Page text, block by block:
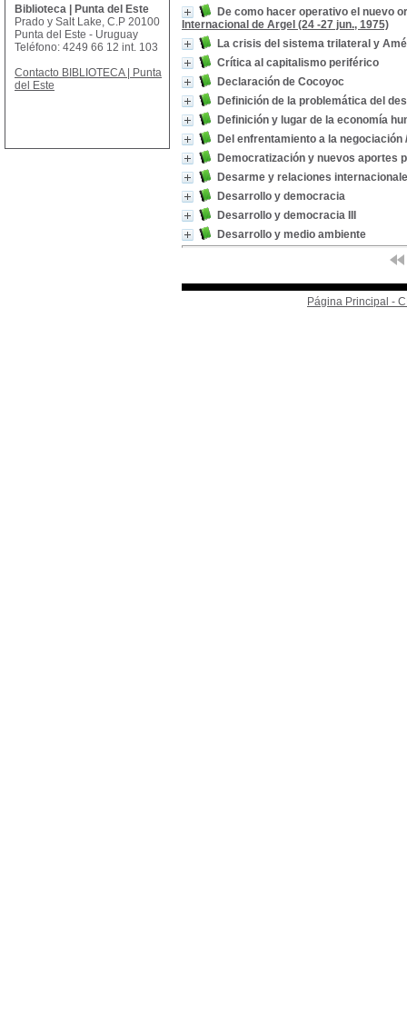
De como hacer operativo el nuevo
Internacional de Argel (24 -27 jun., 1975)
La crisis del sistema trilateral y
Crítica al capitalismo periférico
Declaración de Cocoyoc
Definición de la problemática del
Definición y lugar de la economía
Del enfrentamiento a la negociación
Democratización y nuevos aportes
Desarme y relaciones
Desarrollo y democracia
Desarrollo y democracia III
Desarrollo y medio ambiente
Página Principal -
Biblioteca | Punta del Este
Prado y Salt Lake, C.P 20100
Punta del Este - Uruguay
Teléfono: 4249 66 12 int. 103
Contacto BIBLIOTECA | Punta
del Este